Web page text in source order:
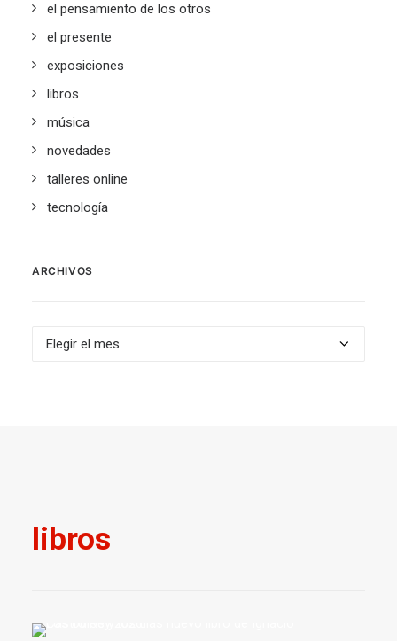
el pensamiento de los otros
el presente
exposiciones
libros
música
novedades
talleres online
tecnología
ARCHIVOS
Archivos
libros